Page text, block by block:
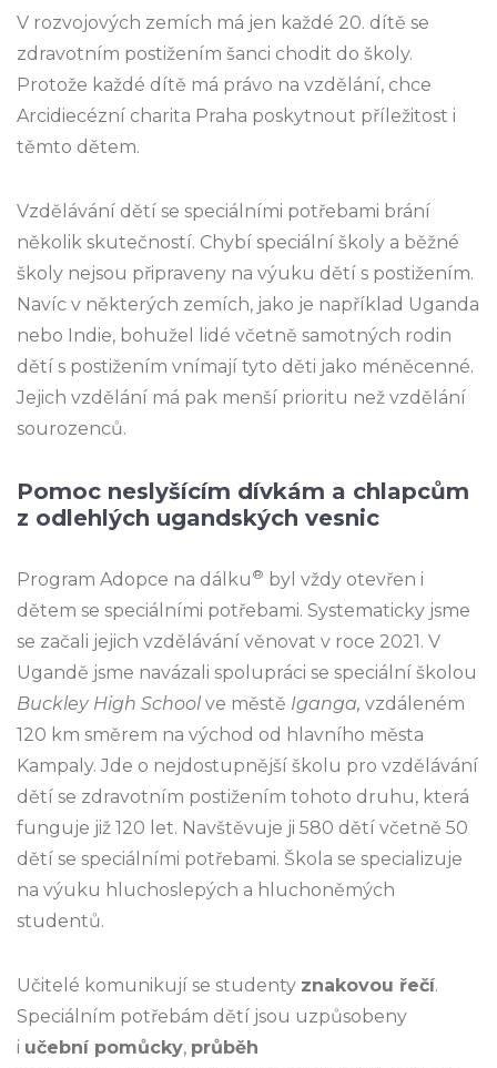
V rozvojových zemích má jen každé 20. dítě se
zdravotním postižením šanci chodit do školy.
Protože každé dítě má právo na vzdělání, chce
Arcidiecézní charita Praha poskytnout příležitost i
těmto dětem.
Vzdělávání dětí se speciálními potřebami brání
několik skutečností. Chybí speciální školy a běžné
školy nejsou připraveny na výuku dětí s postižením.
Navíc v některých zemích, jako je například Uganda
nebo Indie, bohužel lidé včetně samotných rodin
dětí s postižením vnímají tyto děti jako méněcenné.
Jejich vzdělání má pak menší prioritu než vzdělání
sourozenců.
Pomoc neslyšícím dívkám a chlapcům
z odlehlých ugandských vesnic
Program Adopce na dálku ® byl vždy otevřen i
dětem se speciálními potřebami. Systematicky jsme
se začali jejich vzdělávání věnovat v roce 2021. V
Ugandě jsme navázali spolupráci se speciální školou
Buckley High School ve městě Iganga, vzdáleném
120 km směrem na východ od hlavního města
Kampaly. Jde o nejdostupnější školu pro vzdělávání
dětí se zdravotním postižením tohoto druhu, která
funguje již 120 let. Navštěvuje ji 580 dětí včetně 50
dětí se speciálními potřebami. Škola se specializuje
na výuku hluchoslepých a hluchoněmých
studentů.
Učitelé komunikují se studenty znakovou řečí.
Speciálním potřebám dětí jsou uzpůsobeny
i učební pomůcky, průběh